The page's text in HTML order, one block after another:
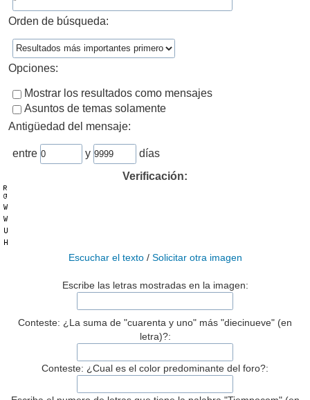
Orden de búsqueda:
Opciones:
Mostrar los resultados como mensajes
Asuntos de temas solamente
Antigüedad del mensaje:
entre y
días
Verificación:
Escuchar el texto/ Solicitar otra imagen
Escribe las letras mostradas en la imagen:
Conteste: ¿La suma de "cuarenta y uno" más "diecinueve" (en
letra)?:
Conteste: ¿Cual es el color predominante del foro?: